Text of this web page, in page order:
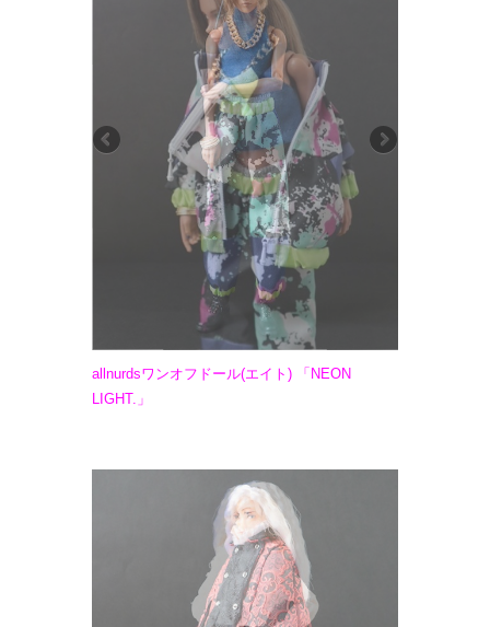
allnurdsワンオフドール(エイト) 「NEON
LIGHT.」